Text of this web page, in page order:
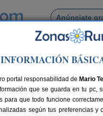
Anúnciate
Busca por pueblo
INFORMACIÓN
portal responsabilidad de Mario
que se guarda en tu
que todo funcione
según tus preferencias